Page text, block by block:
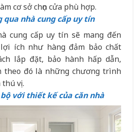
cơ sở chọn cửa phù hợp.
qua nhà cung cấp uy tín
cung cấp uy tín sẽ mang đến
ích như hàng đảm bảo chất
lắp đặt, bảo hành hấp dẫn,
theo đó là những chương trình
vị.
với thiết kế của căn nhà